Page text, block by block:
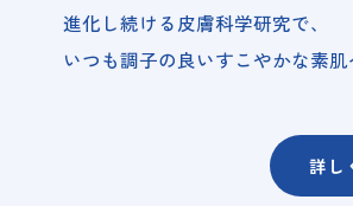
進化し続ける皮膚科学研究で、
いつも調子の良いすこやかな素肌
詳し